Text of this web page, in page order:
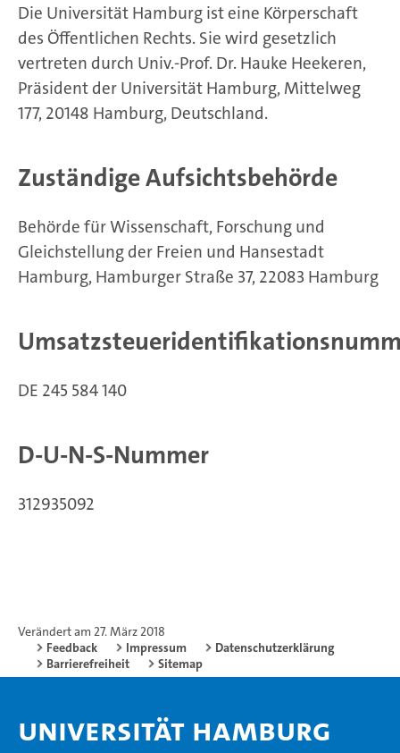
Die Universität Hamburg ist eine Körperschaft
des Öffentlichen Rechts. Sie wird gesetzlich
vertreten durch Univ.-Prof. Dr. Hauke Heekeren,
Präsident der Universität Hamburg, Mittelweg
177, 20148 Hamburg, Deutschland.
Zuständige Aufsichtsbehörde
Behörde für Wissenschaft, Forschung und
Gleichstellung der Freien und Hansestadt
Hamburg, Hamburger Straße 37, 22083 Hamburg
DE 245 584 140
D-U-N-S-Nummer
312935092
Verändert am 27. März 2018
Feedback
Impressum
Datenschutzerklärung
Barrierefreiheit
Sitemap
Universität Hamburg